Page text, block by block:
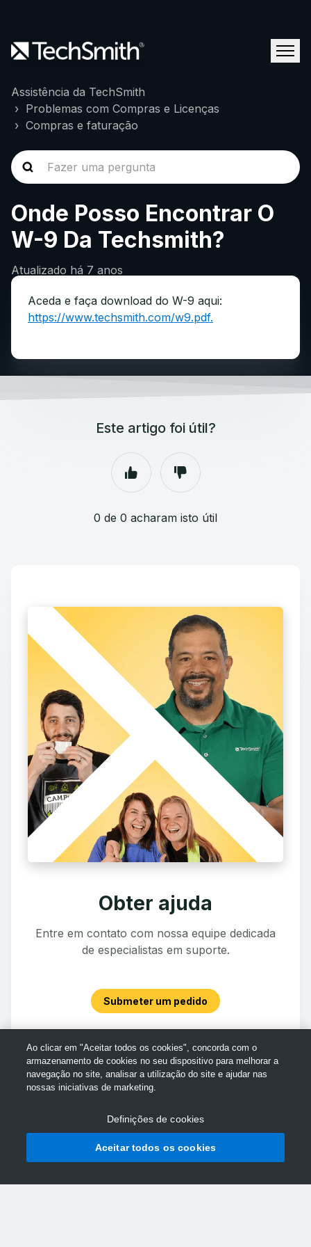
Assistência da TechSmith
Problemas com Compras e Licenças
Compras e faturação
Onde Posso Encontrar O
W-9 Da Techsmith?
Atualizado há 7 anos
Aceda e faça download do W-9 aqui:
https://www.techsmith.com/w9.pdf.
Este artigo foi útil?
0 de 0 acharam isto útil
Obter ajuda
Entre em contato com nossa equipe dedicada
de especialistas em suporte.
Submeter um pedido
Ao clicar em "Aceitar todos os cookies", concorda com o
armazenamento de cookies no seu dispositivo para melhorar a
navegação no site, analisar a utilização do site e ajudar nas
nossas iniciativas de marketing.
Definições de cookies
Aceitar todos os cookies